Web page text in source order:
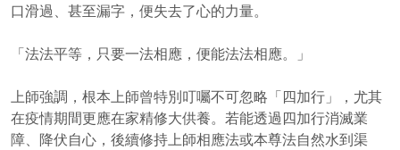
口滑過、甚至漏字，便失去了心的力量。
「法法平等，只要一法相應，便能法法相應。」
上師強調，根本上師曾特別叮囑不可忽略「四加行」，尤其
在疫情期間更應在家精修大供養。若能透過四加行消滅業
障、降伏自心，後續修持上師相應法或本尊法自然水到渠